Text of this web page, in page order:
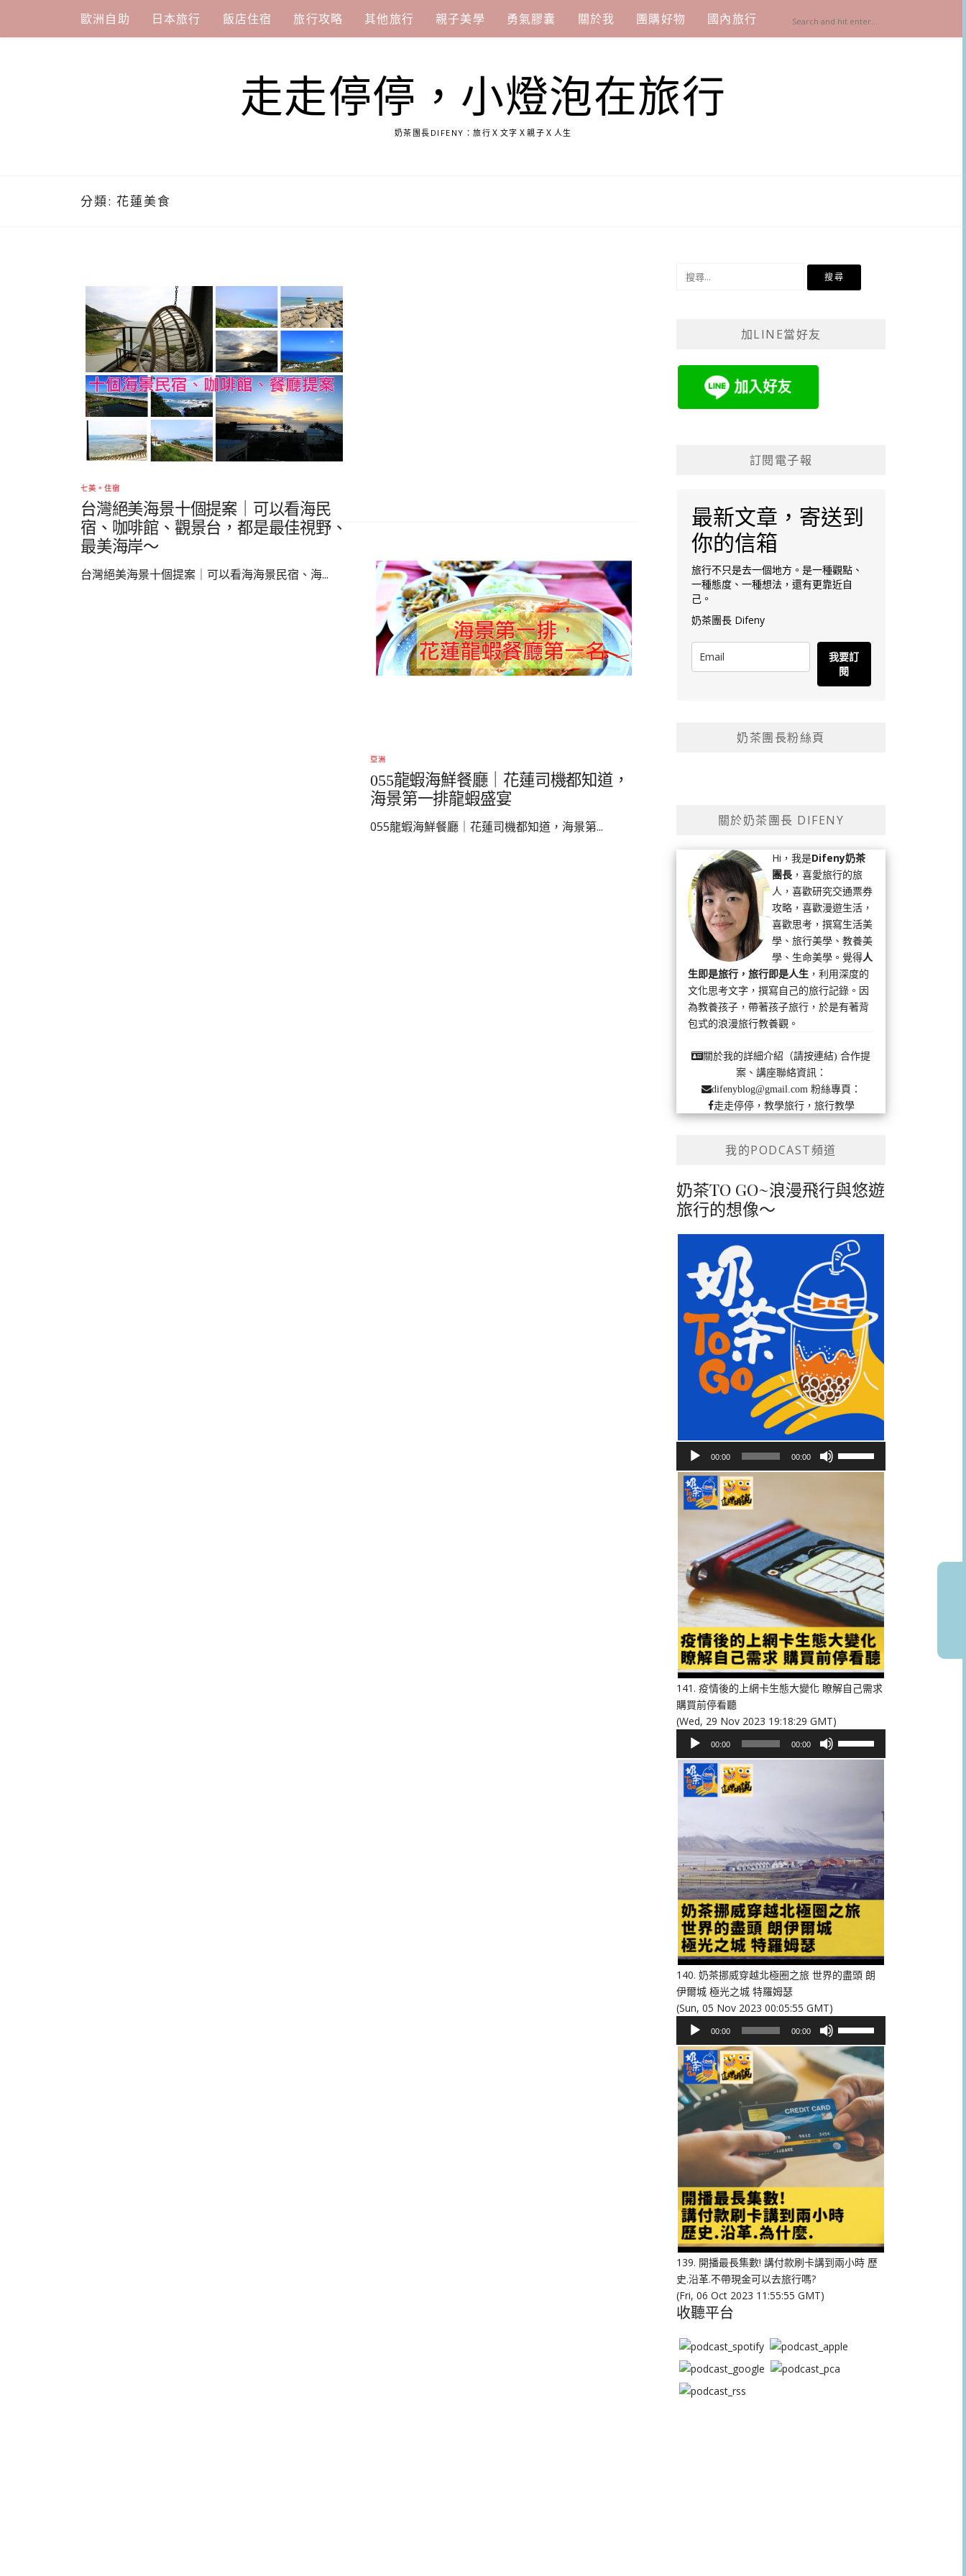
content
歐洲自助 日本旅行 飯店住宿 旅行攻略 其他旅行 親子美學 勇氣膠囊 關於我 團購好物 國內旅行
走走停停，小燈泡在旅行
奶茶團長DIFENY：旅行Ｘ文字Ｘ親子Ｘ人生
分類: 花蓮美食
七美。住宿
台灣絕美海景十個提案｜可以看海民
宿、咖啡館、觀景台，都是最佳視野、
最美海岸～
台灣絕美海景十個提案｜可以看海海景民宿、海...
亞洲
055龍蝦海鮮餐廳｜花蓮司機都知道，
海景第一排龍蝦盛宴
055龍蝦海鮮餐廳｜花蓮司機都知道，海景第...
加LINE當好友
訂閱電子報
最新文章，寄送到
你的信箱
旅行不只是去一個地方。是一種觀點、
一種態度、一種想法，還有更靠近自
己。
奶茶團長 Difeny
我要訂
閱
奶茶團長粉絲頁
關於奶茶團長 DIFENY
Hi，我是Difeny奶茶
團長 ，喜愛旅行的旅
人，喜歡研究交通票券
攻略，喜歡漫遊生活，
喜歡思考，撰寫生活美
學、旅行美學、教養美
學、生命美學。覺得人
生即是旅行，旅行即是人生 ，利用深度的
文化思考文字，撰寫自己的旅行記錄。因
為教養孩子，帶著孩子旅行，於是有著背
包式的浪漫旅行教養觀。
關於我的詳細介紹（請按連結) 合作提
案、講座聯絡資訊：
difenyblog@gmail.com粉絲專頁：
走走停停，教學旅行，旅行教學
我的PODCAST頻道
奶茶TO GO~浪漫飛行與悠遊
旅行的想像～
播
放
00:00 00:00
鍵
以
提
高
或
降
低
音
量。
141. 疫情後的上網卡生態大變化 瞭解自己需求
購買前停看聽
(Wed, 29 Nov 2023 19:18:29 GMT)
播
放
00:00 00:00
以
提
高
或
降
量。
140. 奶茶挪威穿越北極圈之旅 世界的盡頭 朗
伊爾城 極光之城 特羅姆瑟
(Sun, 05 Nov 2023 00:05:55 GMT)
播
放
器
00:00 00:00
向
上/
向
下
鍵
以
提
或
降
低
量。
139. 開播最長集數! 講付款刷卡講到兩小時 歷
史.沿革.不帶現金可以去旅行嗎?
(Fri, 06 Oct 2023 11:55:55 GMT)
收聽平台